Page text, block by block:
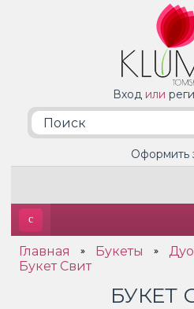
Вход или
Оформить
Главная » Букеты »
Букет Свит
БУКЕТ